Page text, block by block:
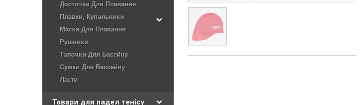
Досточки Для Плавання
Плавки, Купальники
Маски Для Плавання
Рушники
Тапочки Для Басейну
Сумки Для Бассейну
Ласти
Товари для падел тенісу